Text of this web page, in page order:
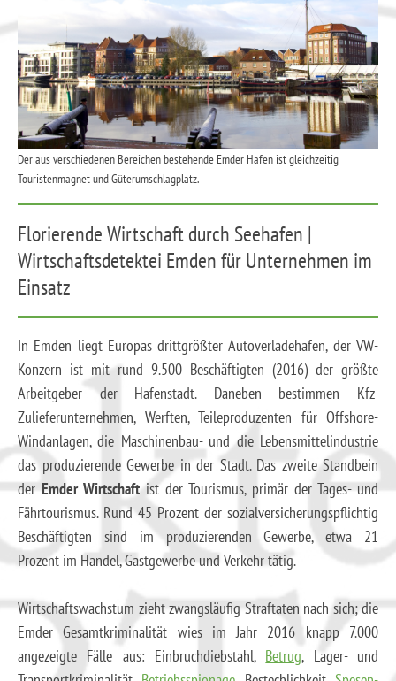
Der aus verschiedenen Bereichen bestehende Emder Hafen ist gleichzeitig
Touristenmagnet und Güterumschlagplatz.
Florierende Wirtschaft durch Seehafen |
Wirtschaftsdetektei Emden für Unternehmen im
Einsatz
In Emden liegt Europas drittgrößter Autoverladehafen, der VW-
Konzern ist mit rund 9.500 Beschäftigten (2016) der größte
Arbeitgeber der Hafenstadt. Daneben bestimmen Kfz-
Zulieferunternehmen, Werften, Teileproduzenten für Offshore-
Windanlagen, die Maschinenbau- und die Lebensmittelindustrie
das produzierende Gewerbe in der Stadt. Das zweite Standbein
derEmder Wirtschaftist der Tourismus, primär der Tages- und
Fährtourismus. Rund 45 Prozent der sozialversicherungspflichtig
Beschäftigten sind im produzierenden Gewerbe, etwa 21
Prozent im Handel, Gastgewerbe und Verkehr tätig.
Wirtschaftswachstum zieht zwangsläufig Straftaten nach sich; die
Emder Gesamtkriminalität wies im Jahr 2016 knapp 7.000
angezeigte Fälle aus: Einbruchdiebstahl, Betrug, Lager- und